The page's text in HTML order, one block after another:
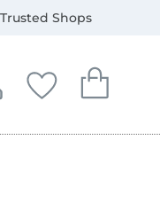
Shops
connecter
à votre
Mes favoris
Vous avez
Mon
Vous avez